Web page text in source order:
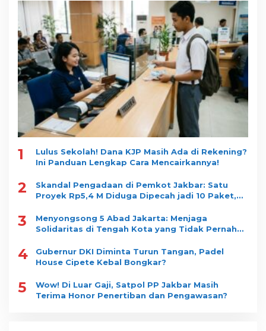
1
Lulus Sekolah! Dana KJP Masih Ada di Rekening?
Ini Panduan Lengkap Cara Mencairkannya!
2
Skandal Pengadaan di Pemkot Jakbar: Satu
Proyek Rp5,4 M Diduga Dipecah jadi 10 Paket,
3
Menyongsong 5 Abad Jakarta: Menjaga
Solidaritas di Tengah Kota yang Tidak Pernah
4
Gubernur DKI Diminta Turun Tangan, Padel
House Cipete Kebal Bongkar?
5
Wow! Di Luar Gaji, Satpol PP Jakbar Masih
Terima Honor Penertiban dan Pengawasan?